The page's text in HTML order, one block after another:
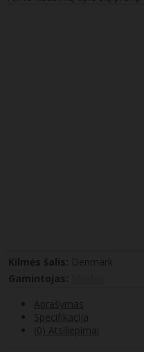
Kilmės šalis: Denmark
Gamintojas:
Aprašymas
Specifikacija
(0) Atsiliepimai